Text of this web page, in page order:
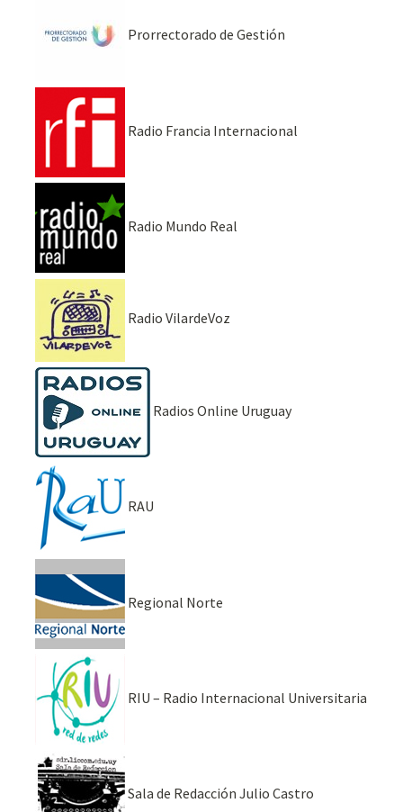
Prorrectorado de Gestión
Radio Francia Internacional
Radio Mundo Real
Radio VilardeVoz
Radios Online Uruguay
RAU
Regional Norte
RIU – Radio Internacional Universitaria
Sala de Redacción Julio Castro